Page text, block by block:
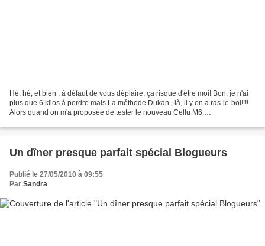
Hé, hé, et bien , à défaut de vous déplaire, ça risque d'être moi! Bon, je n'ai
plus que 6 kilos à perdre mais La méthode Dukan , là, il y en a ras-le-bol!!!!
Alors quand on m'a proposée de tester le nouveau Cellu M6,
Un dîner presque parfait spécial Blogueurs
Publié le 27/05/2010 à 09:55
Par Sandra